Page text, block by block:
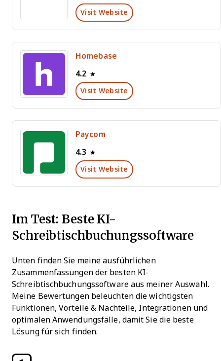
Visit Website
Homebase
4.2
Visit Website
Paycom
4.3
Visit Website
Im Test: Beste KI-
Schreibtischbuchungssoftware
Unten finden Sie meine ausführlichen
Zusammenfassungen der besten KI-
Schreibtischbuchungssoftware aus meiner Auswahl.
Meine Bewertungen beleuchten die wichtigsten
Funktionen, Vorteile & Nachteile, Integrationen und
optimalen Anwendungsfälle, damit Sie die beste
Lösung für sich finden.